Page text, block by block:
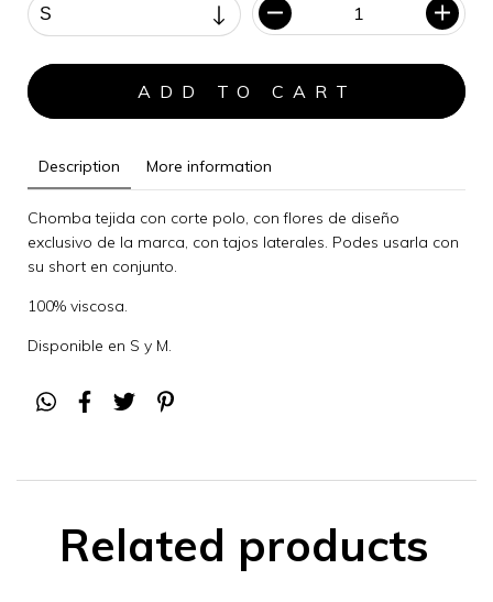
Description More information
Chomba tejida con corte polo, con flores de diseño
exclusivo de la marca, con tajos laterales. Podes usarla con
su short en conjunto.
100% viscosa.
Disponible en S y M.
Related products